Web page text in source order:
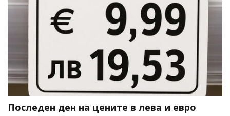
Последен ден на цените в лева и евро